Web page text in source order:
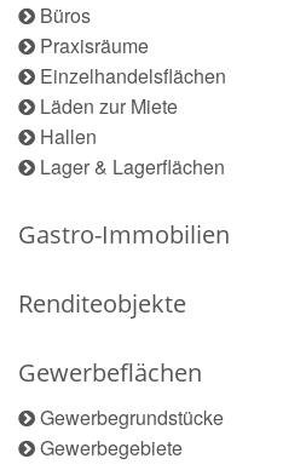
Büros
Praxisräume
Einzelhandelsflächen
Läden zur Miete
Hallen
Lager & Lagerflächen
Gastro-Immobilien
Renditeobjekte
Gewerbeflächen
Gewerbegrundstücke
Gewerbegebiete